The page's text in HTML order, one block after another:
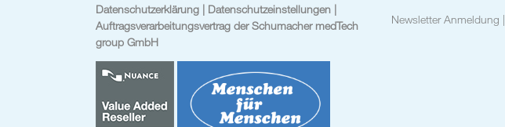
Datenschutzerklärung | Datenschutzeinstellungen |
Auftragsverarbeitungsvertrag der Schumacher medTech
group GmbH
Newsletter Anmeldung |